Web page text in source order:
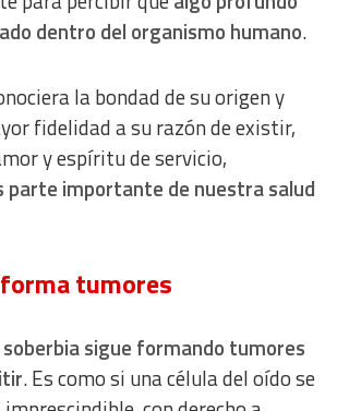
dentro del organismo humano.
la bondad de su origen y
fidelidad a su razón de existir,
y espíritu de servicio,
parte importante de nuestra salud
tumores
soberbia sigue formando tumores
. Es como si una célula del oído se
performance
sources
services
select content
on information actively requested